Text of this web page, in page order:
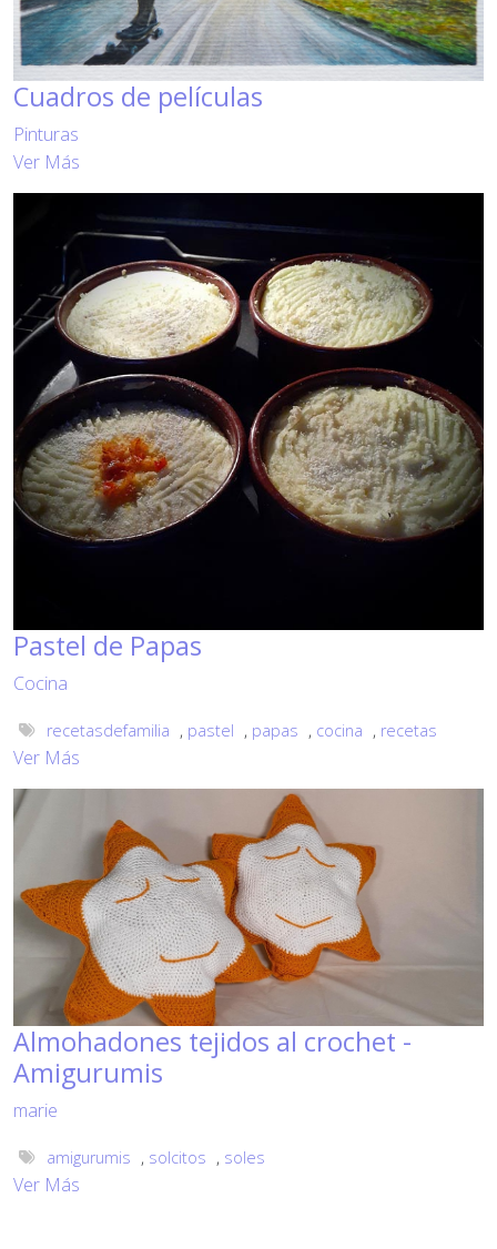
Cuadros de películas
Pinturas
Ver Más
Pastel de Papas
Cocina
recetasdefamilia , pastel , papas , cocina , recetas
Ver Más
Almohadones tejidos al crochet -
Amigurumis
marie
amigurumis , solcitos , soles
Ver Más